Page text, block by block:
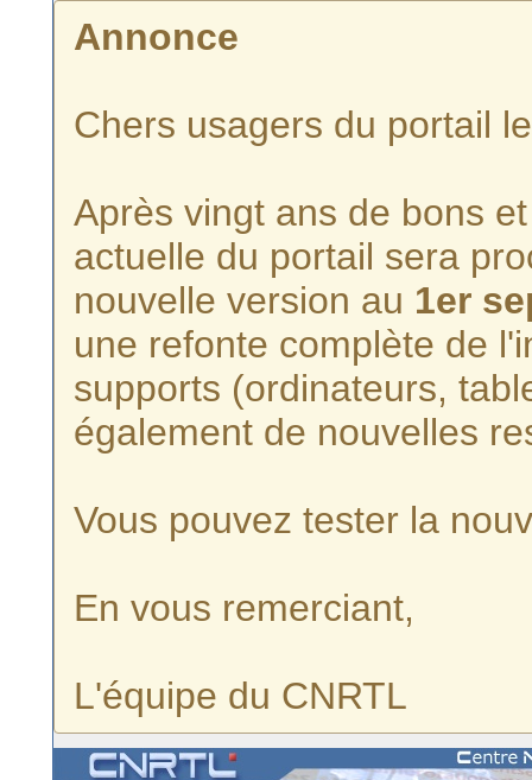
Annonce
Chers usagers du portail
Après vingt ans de bons
actuelle du portail sera
nouvelle version au 1er
une refonte complète de
supports (ordinateurs,
également de nouvelles
Vous pouvez tester la
En vous remerciant,
L'équipe du CNRTL